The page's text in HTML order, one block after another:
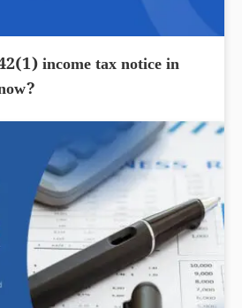
income tax notice in